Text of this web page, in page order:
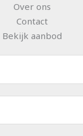
Over ons
Contact
Bekijk aanbod